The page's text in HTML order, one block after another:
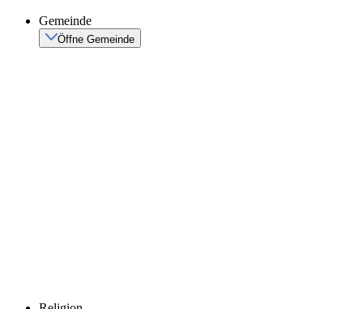
Gemeinde
Öffne Gemeinde